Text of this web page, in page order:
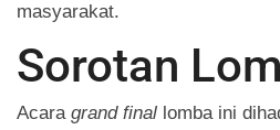
masyarakat.
Sorotan
Acara grand final lomba ini